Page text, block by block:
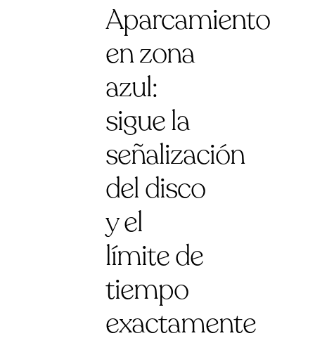
Aparcamiento
en zona
azul:
sigue la
señalización
del disco
y el
límite de
tiempo
exactamente